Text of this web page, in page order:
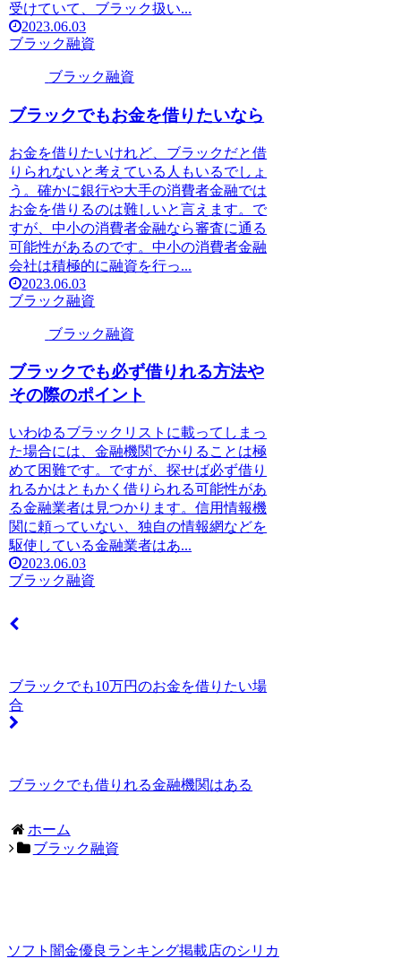
受けていて、ブラック扱い...
2023.06.03
ブラック融資
ブラック融資
ブラックでもお金を借りたいなら
お金を借りたいけれど、ブラックだと借
りられないと考えている人もいるでしょ
う。確かに銀行や大手の消費者金融では
お金を借りるのは難しいと言えます。で
すが、中小の消費者金融なら審査に通る
可能性があるのです。中小の消費者金融
会社は積極的に融資を行っ...
2023.06.03
ブラック融資
ブラック融資
ブラックでも必ず借りれる方法や
その際のポイント
いわゆるブラックリストに載ってしまっ
た場合には、金融機関でかりることは極
めて困難です。ですが、探せば必ず借り
れるかはともかく借りられる可能性があ
る金融業者は見つかります。信用情報機
関に頼っていない、独自の情報網などを
駆使している金融業者はあ...
2023.06.03
ブラック融資
ブラックでも10万円のお金を借りたい場
合
ブラックでも借りれる金融機関はある
ホーム
ブラック融資
ソフト闇金優良ランキング掲載店のシリカ